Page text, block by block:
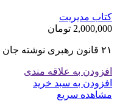
کتاب مدیریت
2,000,000 تومان
۲۱ قانون رهبری نوشته جان سی. مکسول
افزودن به علاقه مندی
افزودن به سبد خرید
مشاهده سریع